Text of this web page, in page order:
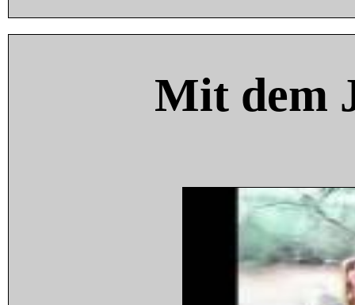
Mit dem